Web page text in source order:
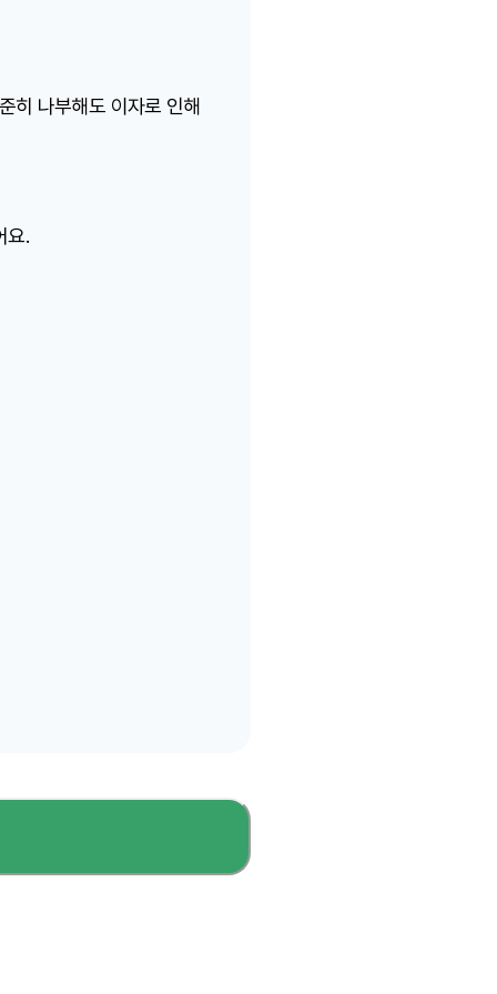
히 나부해도 이자로 인해
요.